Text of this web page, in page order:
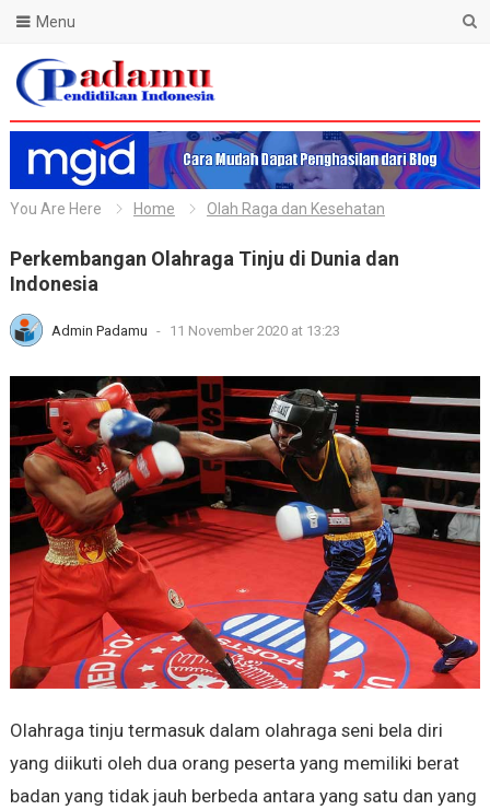
Blog Padamu
Menu
You Are Here Home Olah Raga dan Kesehatan
Perkembangan Olahraga Tinju di Dunia dan
Indonesia
Admin Padamu - 11 November 2020 at 13:23
Olahraga tinju termasuk dalam olahraga seni bela diri
yang diikuti oleh dua orang peserta yang memiliki berat
badan yang tidak jauh berbeda antara yang satu dan yang